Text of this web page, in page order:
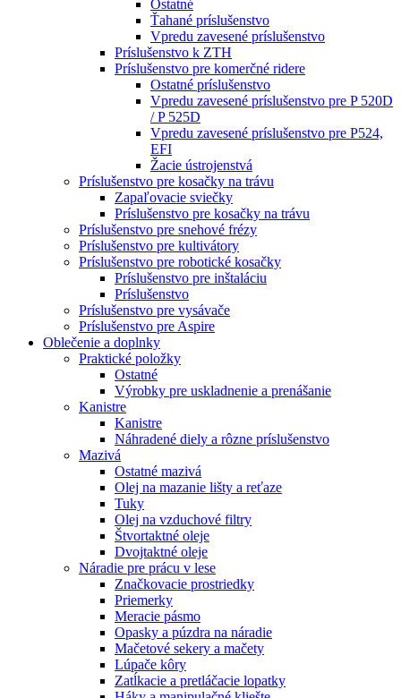
Ostatné
Ťahané príslušenstvo
Vpredu zavesené príslušenstvo
Príslušenstvo k ZTH
Príslušenstvo pre komerčné ridere
Ostatné príslušenstvo
Vpredu zavesené príslušenstvo pre P 520D
/ P 525D
Vpredu zavesené príslušenstvo pre P524,
EFI
Žacie ústrojenstvá
Príslušenstvo pre kosačky na trávu
Zapaľovacie sviečky
Príslušenstvo pre kosačky na trávu
Príslušenstvo pre snehové frézy
Príslušenstvo pre kultivátory
Príslušenstvo pre robotické kosačky
Príslušenstvo pre inštaláciu
Príslušenstvo
Príslušenstvo pre vysávače
Príslušenstvo pre Aspire
Oblečenie a doplnky
Praktické položky
Ostatné
Výrobky pre uskladnenie a prenášanie
Kanistre
Kanistre
Náhradené diely a rôzne príslušenstvo
Mazivá
Ostatné mazivá
Olej na mazanie lišty a reťaze
Tuky
Olej na vzduchové filtry
Štvortaktné oleje
Dvojtaktné oleje
Náradie pre prácu v lese
Značkovacie prostriedky
Priemerky
Meracie pásmo
Opasky a púzdra na náradie
Mačetové sekery a mačety
Lúpače kôry
Zatĺkacie a pretláčacie lopatky